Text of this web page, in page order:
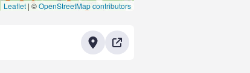
Leaflet | ©OpenStreetMap contributors